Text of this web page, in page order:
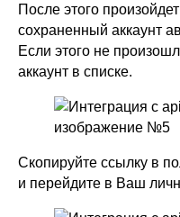
После этого
сохраненный аккаунт
Если этого не
аккаунт в списке.
Скопируйте ссылку в
и перейдите в Ваш